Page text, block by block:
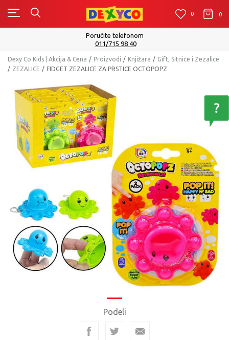
0 0 0
Poručite telefonom
011/715 98 40
Dexy Co Kids | Akcija & Cena Proizvodi Knjižara
Gift, Sitnice i Zezalice
ZEZALICE
FIDGET ZEZALICE ZA PRSTICE OCTOPOPZ
Podeli